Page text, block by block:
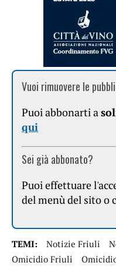
Vuoi rimuovere le
Puoi abbonarti a
qui
Sei già abbonato?
Puoi effettuare
del menù del sito o
TEMI: Notizie Friuli
Omicidio Friuli